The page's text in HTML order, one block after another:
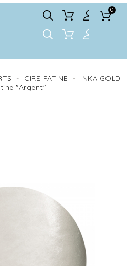
0
CIRE PATINE
INKA GOLD
"Argent"